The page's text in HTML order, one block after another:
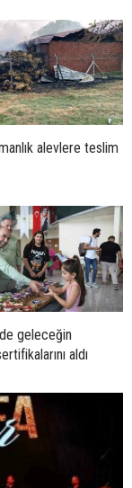
alevlere teslim
geleceğin
aldı